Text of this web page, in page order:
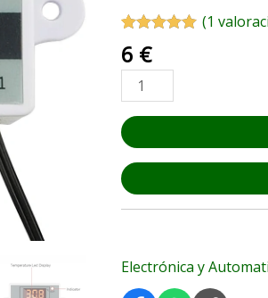
5.00de 5 en
base a
valoración de
un cliente
(1
6 €
de
Temperatura
-50°C~110°C
para
Incubadora,
Invernadero
y
Terrario
cantidad
Electrónica y